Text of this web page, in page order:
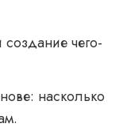
чего-
насколько